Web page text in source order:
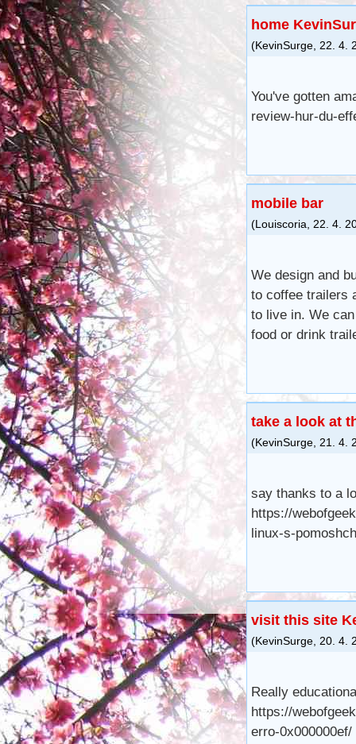
home
(KevinSurge 22. 4.
You've gotten
review-hur-du-
mobile bar
(Louiscoria 22. 4.
We design and
to coffee trailers
to live in. We
food or drink
take a look at
(KevinSurge 21. 4.
say thanks to a
https://
linux-s-
visit this site
(KevinSurge 20. 4.
Really
https://
erro-0x000000ef/